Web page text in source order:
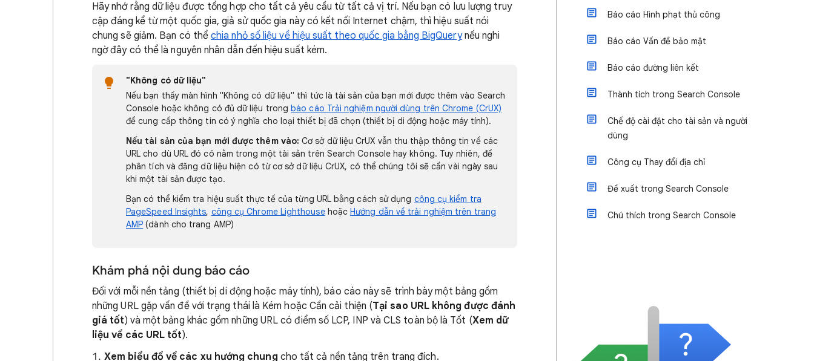
Hãy nhớ rằng dữ liệu được tổng hợp cho tất cả yêu cầu từ tất cả vị trí. Nếu bạn có lưu lượng truy
cập đáng kể từ một quốc gia, giả sử quốc gia này có kết nối Internet chậm, thì hiệu suất nói
chung sẽ giảm. Bạn có thểchia nhỏ số liệu về hiệu suất theo quốc gia bằng BigQuerynếu nghi
ngờ đây có thể là nguyên nhân dẫn đến hiệu suất kém.
"Không có dữ liệu"
Nếu bạn thấy màn hình "Không có dữ liệu" thì tức là tài sản của bạn mới được thêm vào Search
Console hoặc không có đủ dữ liệu trongbáo cáo Trải nghiệm người dùng trên Chrome (CrUX)
để cung cấp thông tin có ý nghĩa cho loại thiết bị đã chọn (thiết bị di động hoặc máy tính).
Nếu tài sản của bạn mới được thêm vào: Cơ sở dữ liệu CrUX vẫn thu thập thông tin về các
URL cho dù URL đó có nằm trong một tài sản trên Search Console hay không. Tuy nhiên, để
phân tích và đăng dữ liệu hiện có từ cơ sở dữ liệu CrUX, có thể chúng tôi sẽ cần vài ngày sau
khi một tài sản được tạo.
Bạn có thể kiểm tra hiệu suất thực tế của từng URL bằng cách sử dụng công cụ kiểm tra
PageSpeed Insights, công cụ Chrome LighthousehoặcHướng dẫn về trải nghiệm trên trang
AMP (dành cho trang AMP)
Khám phá nội dung báo cáo
Đối với mỗi nền tảng (thiết bị di động hoặc máy tính), báo cáo này sẽ trình bày một bảng gồm
những URL gặp vấn đề với trạng thái là Kém hoặc Cần cải thiện (Tại sao URL không được đánh
giá tốt) và một bảng khác gồm những URL có điểm số LCP, INP và CLS toàn bộ là Tốt (Xem dữ
liệu về các URL tốt).
Xem biểu đồ về các xu hướng chung cho tất cả nền tảng trên trang đích.
Báo cáo Hình phạt thủ công
Báo cáo Vấn đề bảo mật
Báo cáo đường liên kết
Thành tích trong Search Console
Chế độ cài đặt cho tài sản và người
dùng
Công cụ Thay đổi địa chỉ
Đề xuất trong Search Console
Chú thích trong Search Console